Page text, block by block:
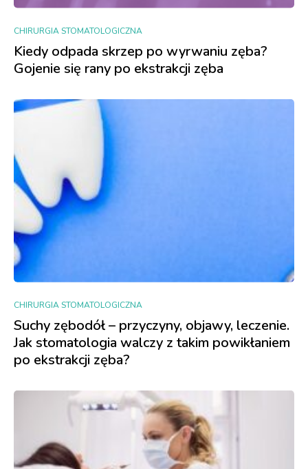
CHIRURGIA STOMATOLOGICZNA
Kiedy odpada skrzep po wyrwaniu zęba?
Gojenie się rany po ekstrakcji zęba
CHIRURGIA STOMATOLOGICZNA
Suchy zębodół – przyczyny, objawy, leczenie.
Jak stomatologia walczy z takim powikłaniem
po ekstrakcji zęba?